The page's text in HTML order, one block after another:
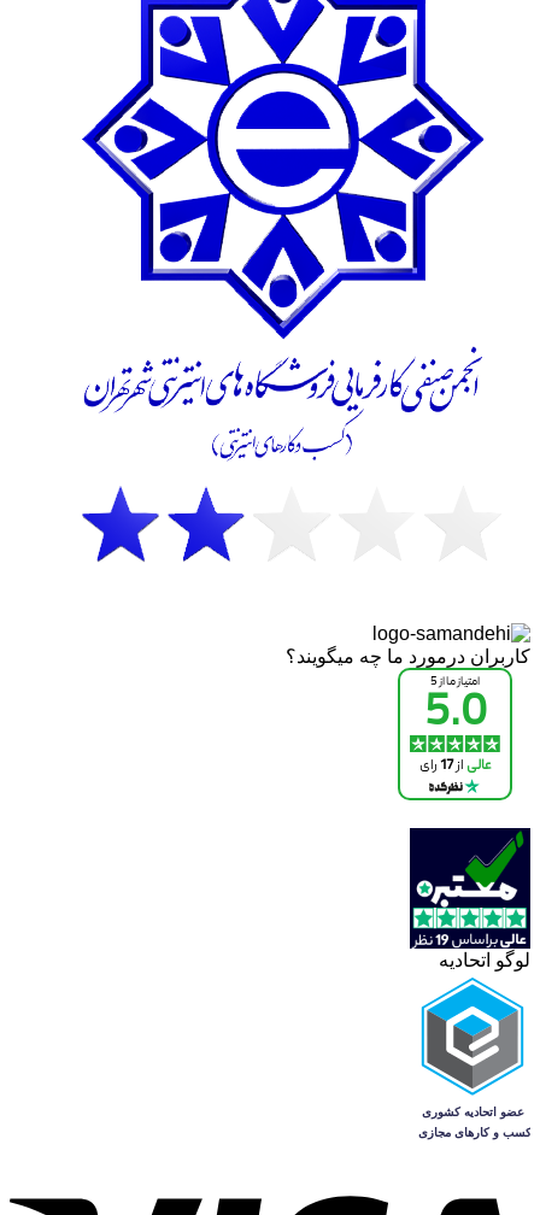
کاربران درمورد ما چه میگویند؟
لوگو اتحادیه